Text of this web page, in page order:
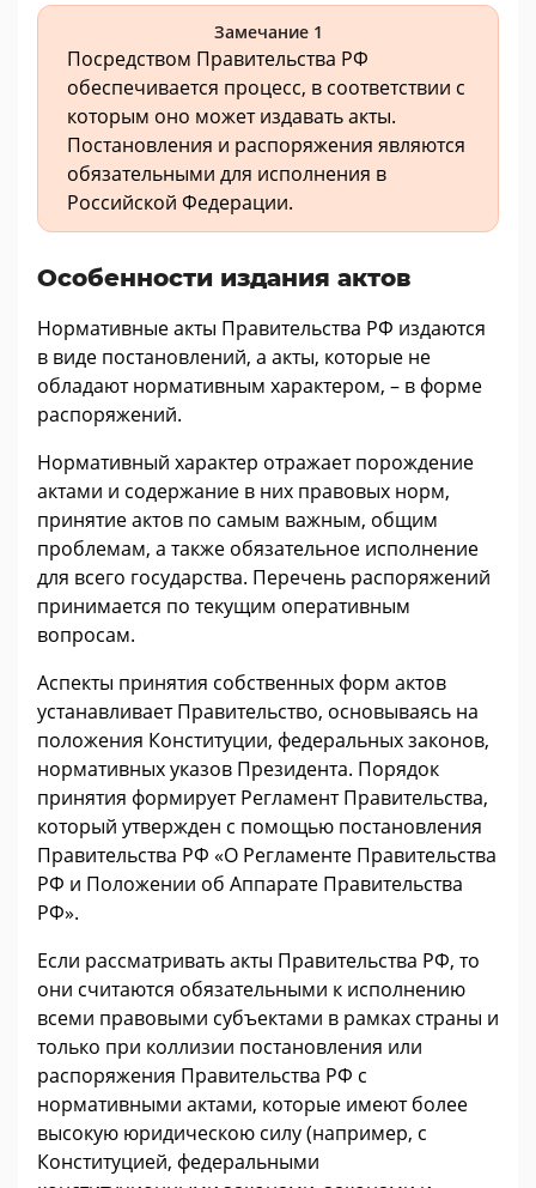
Замечание 1
Посредством Правительства РФ
обеспечивается процесс, в соответствии с
которым оно может издавать акты.
Постановления и распоряжения являются
обязательными для исполнения в
Российской Федерации.
Особенности издания актов
Нормативные акты Правительства РФ издаются
в виде постановлений, а акты, которые не
обладают нормативным характером, – в форме
распоряжений.
Нормативный характер отражает порождение
актами и содержание в них правовых норм,
принятие актов по самым важным, общим
проблемам, а также обязательное исполнение
для всего государства. Перечень распоряжений
принимается по текущим оперативным
вопросам.
Аспекты принятия собственных форм актов
устанавливает Правительство, основываясь на
положения Конституции, федеральных законов,
нормативных указов Президента. Порядок
принятия формирует Регламент Правительства,
который утвержден с помощью постановления
Правительства РФ «О Регламенте Правительства
РФ и Положении об Аппарате Правительства
РФ».
Если рассматривать акты Правительства РФ, то
они считаются обязательными к исполнению
всеми правовыми субъектами в рамках страны и
только при коллизии постановления или
распоряжения Правительства РФ с
нормативными актами, которые имеют более
высокую юридическою силу (например, с
Конституцией, федеральными